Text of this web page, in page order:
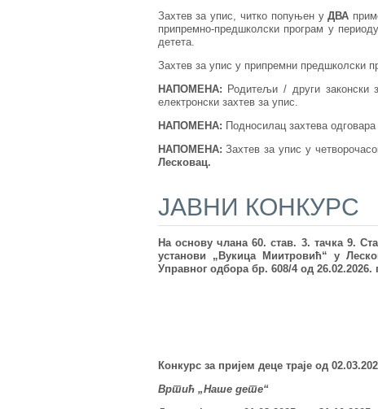
Захтев за упис, читко попуњен уДВА
припремно-предшколски програм у
детета.
Захтев за упис у припремни предшколски
НАПОМЕНА: Родитељи / други законски
електронски захтев за упис.
НАПОМЕНА: Подносилац захтева
НАПОМЕНА: Захтев за упис у
Лесковац.
ЈАВНИ КОНКУРС
На основу члана 60. став. 3. тачка 9.
установи „Вукица Миитровић“ у
Управног одбора бр. 608/4 од 26.02.2026.
Конкурс за пријем деце траје од
Вртић „Наше дете“